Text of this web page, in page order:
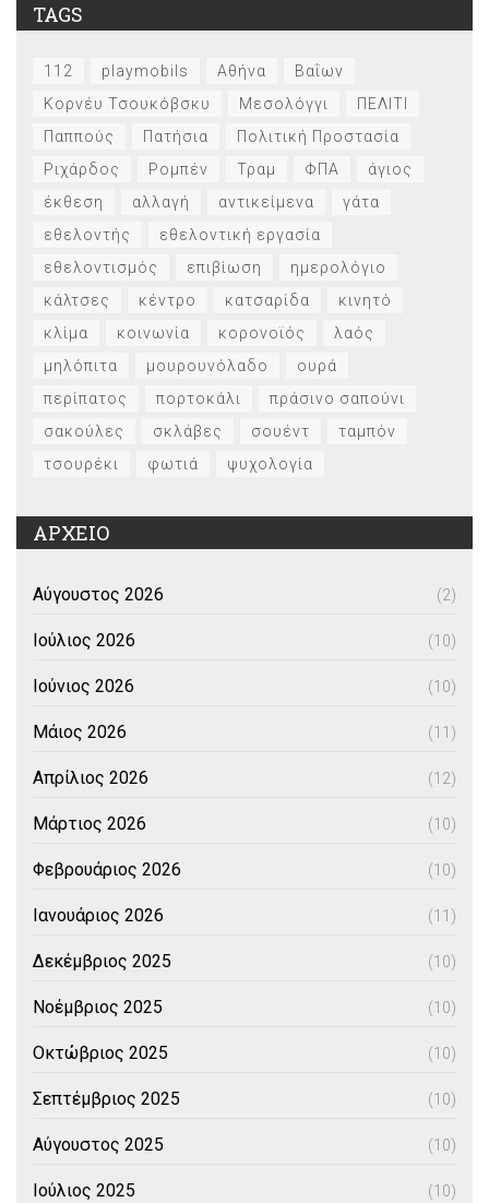
TAGS
112 playmobils Αθήνα
Βαΐων
Κορνέυ Τσουκόβσκυ
Μεσολόγγι
ΠΕΛΙΤΙ
Παππούς
Πατήσια
Πολιτική Προστασία
Ριχάρδος
Ρομπέν Τραμ ΦΠΑ
άγιος
έκθεση
αλλαγή αντικείμενα
γάτα
εθελοντής
εθελοντική εργασία
εθελοντισμός
επιβίωση
ημερολόγιο
κάλτσες
κέντρο κατσαρίδα
κινητό
κλίμα
κοινωνία κορονοϊός
λαός
μηλόπιτα
μουρουνόλαδο
ουρά
περίπατος
πορτοκάλι
πράσινο σαπούνι
σακούλες
σκλάβες σουέντ
ταμπόν
τσουρέκι
φωτιά ψυχολογία
ΑΡΧΕΙΟ
Αύγουστος 2026 (2)
Ιούλιος 2026 (10)
Ιούνιος 2026 (10)
Μάιος 2026 (11)
Απρίλιος 2026 (12)
Μάρτιος 2026 (10)
Φεβρουάριος 2026 (10)
Ιανουάριος 2026 (11)
Δεκέμβριος 2025 (10)
Νοέμβριος 2025 (10)
Οκτώβριος 2025 (10)
Σεπτέμβριος 2025 (10)
Αύγουστος 2025 (10)
Ιούλιος 2025 (10)